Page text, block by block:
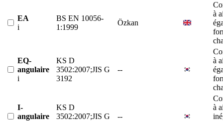
EA
i
BS EN 10056-
1:1999
Özkan
à
EQ-
angulaire
i
KS D
3502:2007;JIS G
3192
--
à
I-
angulaire
KS D
3502:2007;JIS G
--
à